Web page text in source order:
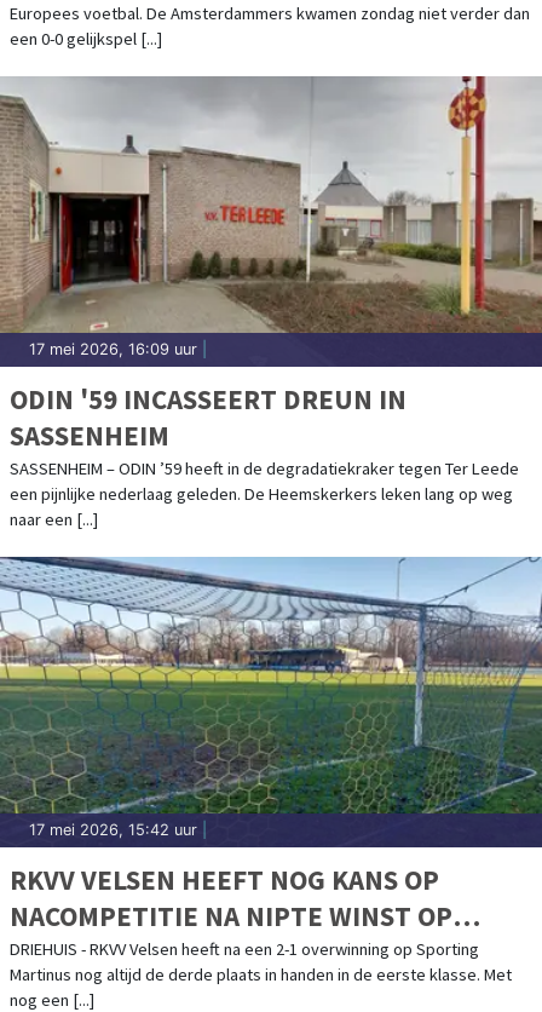
Europees voetbal. De Amsterdammers kwamen zondag niet verder dan
een 0-0 gelijkspel [...]
17 mei 2026, 16:09 uur
ODIN '59 INCASSEERT DREUN IN
SASSENHEIM
SASSENHEIM – ODIN ’59 heeft in de degradatiekraker tegen Ter Leede
een pijnlijke nederlaag geleden. De Heemskerkers leken lang op weg
naar een [...]
17 mei 2026, 15:42 uur
RKVV VELSEN HEEFT NOG KANS OP
NACOMPETITIE NA NIPTE WINST OP
SPORTING MARTINUS
DRIEHUIS - RKVV Velsen heeft na een 2-1 overwinning op Sporting
Martinus nog altijd de derde plaats in handen in de eerste klasse. Met
nog een [...]